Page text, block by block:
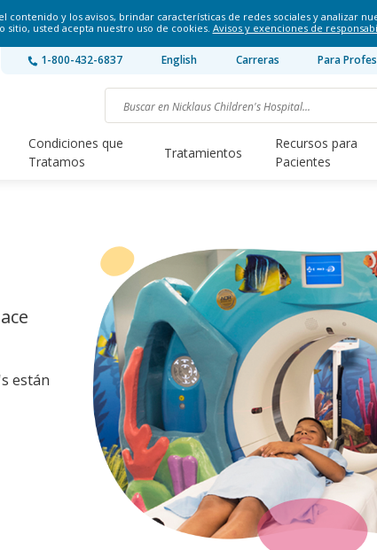
contenido y los avisos, brindar características de redes sociales y analizar
sitio, usted acepta nuestro uso de cookies. Avisos y exenciones de
1-800-432-6837 English Carreras Para
Condiciones que
Tratamos
Tratamientos
Recursos para
Pacientes
están